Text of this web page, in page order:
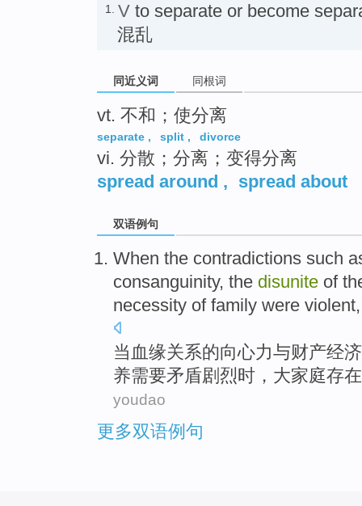
1. V to separate or become
混乱
同近义词 同根词
vt. 不和；使分离
separate , split , divorce
vi. 分散；分离；变得分离
spread around , spread about
双语例句
When the contradictions such
consanguinity, the disunite of
necessity of family were violent
当 血缘关系的向心力与财产经
养需要矛盾剧烈时， 大家庭存
youdao
更多双语例句